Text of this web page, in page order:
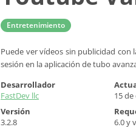
Entretenimiento
Puede ver vídeos sin publicidad con
sesión en la aplicación de tubo
Desarrollador
FastDev llc
15
Versión
3.2.8
6.0 y